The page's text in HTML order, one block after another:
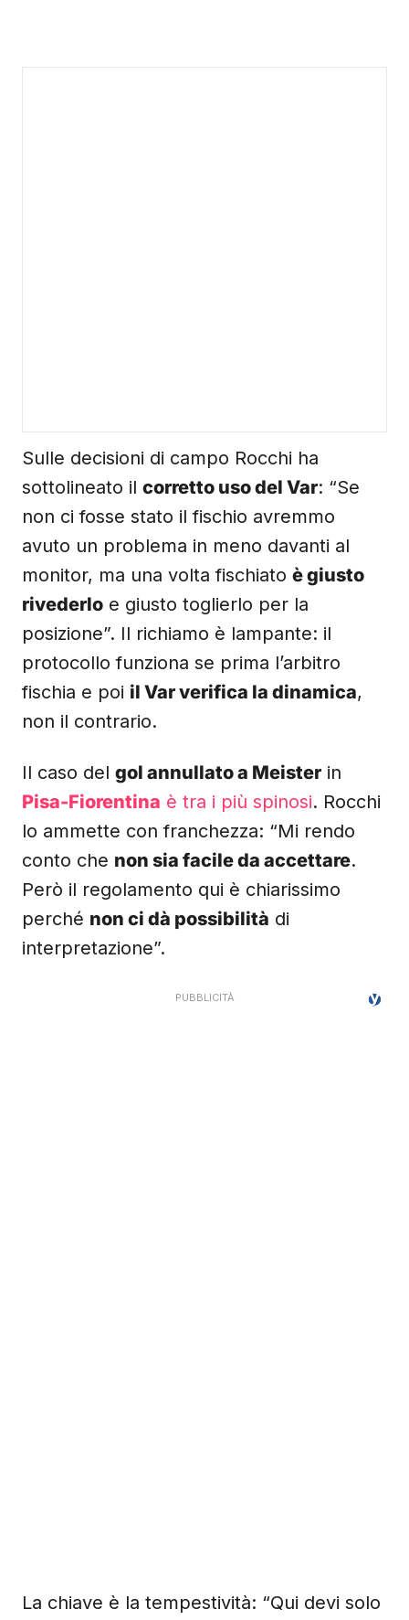
Sulle decisioni di campo Rocchi ha
sottolineato il corretto uso del Var: “Se
non ci fosse stato il fischio avremmo
avuto un problema in meno davanti al
monitor, ma una volta fischiato è giusto
rivederlo e giusto toglierlo per la
posizione”. Il richiamo è lampante: il
protocollo funziona se prima l’arbitro
fischia e poi il Var verifica la dinamica,
non il contrario.
Il caso del gol annullato a Meister in
Pisa-Fiorentina è tra i più spinosi. Rocchi
lo ammette con franchezza: “Mi rendo
conto che non sia facile da accettare.
Però il regolamento qui è chiarissimo
perché non ci dà possibilità di
interpretazione”.
La chiave è la tempestività: “Qui devi solo